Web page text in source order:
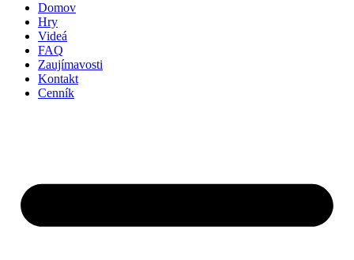
Domov
Hry
Videá
FAQ
Zaujímavosti
Kontakt
Cenník